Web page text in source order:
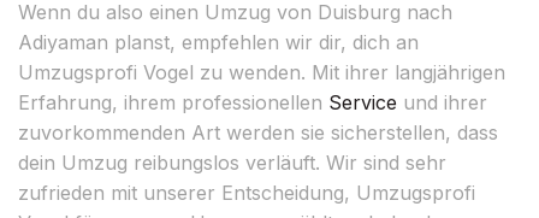
Wenn du also einen Umzug von Duisburg nach
Adiyaman planst, empfehlen wir dir, dich an
Umzugsprofi Vogel zu wenden. Mit ihrer langjährigen
Erfahrung, ihrem professionellen Service und ihrer
zuvorkommenden Art werden sie sicherstellen, dass
dein Umzug reibungslos verläuft. Wir sind sehr
zufrieden mit unserer Entscheidung, Umzugsprofi